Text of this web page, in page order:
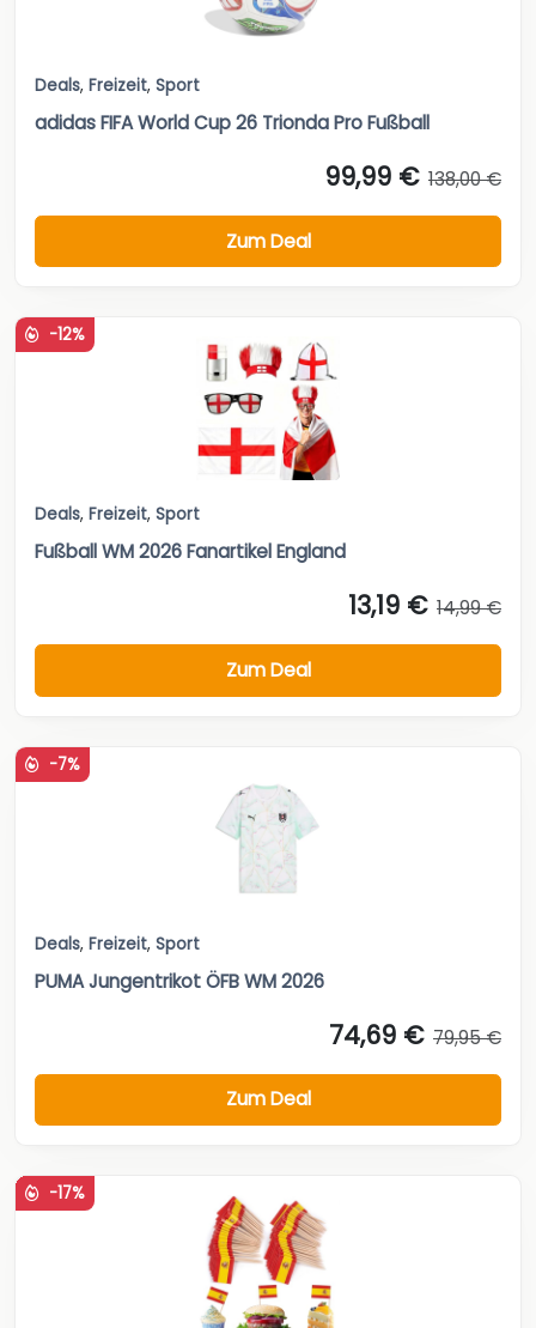
Deals, Freizeit, Sport
adidas FIFA World Cup 26 Trionda Pro Fußball
99,99 € 138,00 €
Zum Deal
-12%
Deals, Freizeit, Sport
Fußball WM 2026 Fanartikel England
13,19 € 14,99 €
Zum Deal
-7%
Deals, Freizeit, Sport
PUMA Jungentrikot ÖFB WM 2026
74,69 € 79,95 €
Zum Deal
-17%